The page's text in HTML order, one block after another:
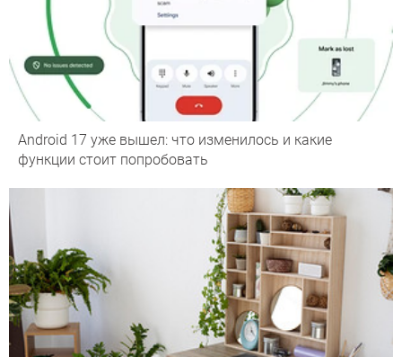
Android 17 уже вышел: что изменилось и какие
функции стоит попробовать